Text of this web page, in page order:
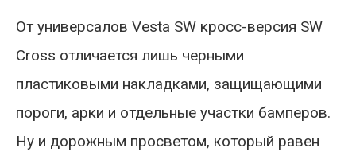
От универсалов Vesta SW кросс-версия SW
Cross отличается лишь черными
пластиковыми накладками, защищающими
пороги, арки и отдельные участки бамперов.
Ну и дорожным просветом, который равен